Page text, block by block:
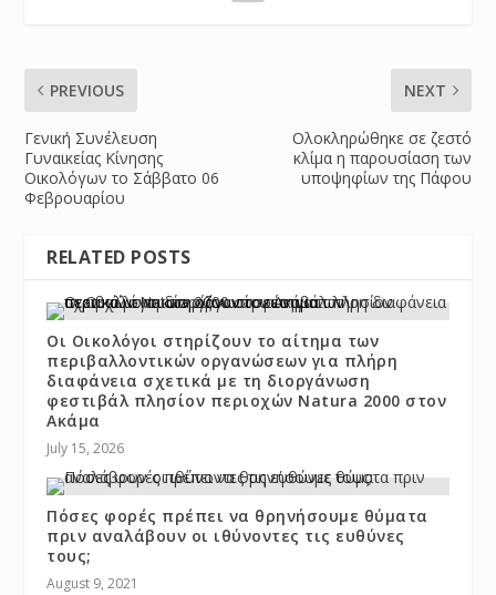
PREVIOUS
Γενική Συνέλευση
Γυναικείας Κίνησης
Οικολόγων το Σάββατο 06
Φεβρουαρίου
NEXT
Ολοκληρώθηκε σε ζεστό
κλίμα η παρουσίαση των
υποψηφίων της Πάφου
RELATED POSTS
Οι Οικολόγοι στηρίζουν το αίτημα των
περιβαλλοντικών οργανώσεων για πλήρη
διαφάνεια σχετικά με τη διοργάνωση
φεστιβάλ πλησίον περιοχών Natura 2000 στον
Ακάμα
July 15, 2026
Πόσες φορές πρέπει να θρηνήσουμε θύματα
πριν αναλάβουν οι ιθύνοντες τις ευθύνες
τους;
August 9, 2021